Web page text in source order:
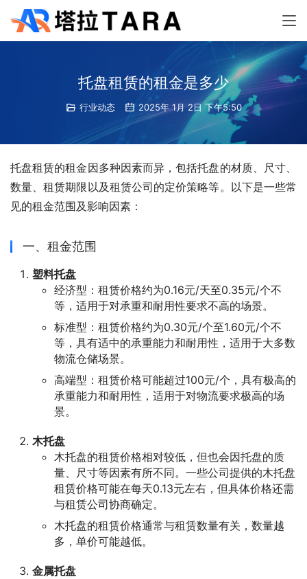
托盘租赁的租金是多少
行业动态 2025年 1月 2日 下午5:50
托盘租赁的租金因多种因素而异，包括托盘的材质、尺寸、
数量、租赁期限以及租赁公司的定价策略等。以下是一些常
见的租金范围及影响因素：
一、租金范围
塑料托盘
经济型：租赁价格约为0.16元/天至0.35元/个不
等，适用于对承重和耐用性要求不高的场景。
标准型：租赁价格约为0.30元/个至1.60元/个不
等，具有适中的承重能力和耐用性，适用于大多数
物流仓储场景。
高端型：租赁价格可能超过100元/个，具有极高的
承重能力和耐用性，适用于对物流要求极高的场
景。
木托盘
木托盘的租赁价格相对较低，但也会因托盘的质
量、尺寸等因素有所不同。一些公司提供的木托盘
租赁价格可能在每天0.13元左右，但具体价格还需
与租赁公司协商确定。
木托盘的租赁价格通常与租赁数量有关，数量越
多，单价可能越低。
金属托盘